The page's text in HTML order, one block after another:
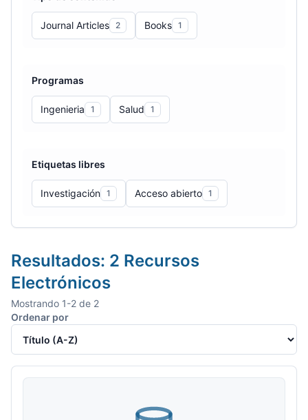
Journal Articles 2 Books 1
Programas
Ingenieria 1 Salud 1
Etiquetas libres
Investigación 1 Acceso abierto 1
Resultados: 2 Recursos
Electrónicos
Mostrando 1-2 de 2
Ordenar por